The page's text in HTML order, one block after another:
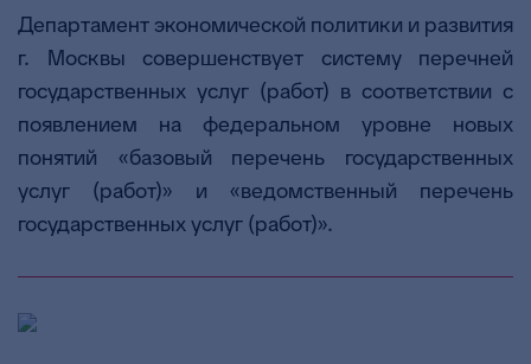
Департамент экономической политики и развития
г. Москвы совершенствует систему перечней
государственных услуг (работ) в соответствии с
появлением на федеральном уровне новых
понятий «базовый перечень государственных
услуг (работ)» и «ведомственный перечень
государственных услуг (работ)».